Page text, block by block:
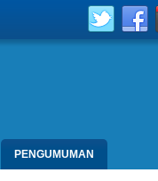
PENGUMUMAN